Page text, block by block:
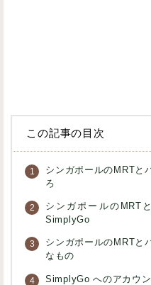
この記事の目次
シンガポールのMRTと
ろ
シンガポールのMRT
SimplyGo
シンガポールのMRTと
なもの
SimplyGo へのアカウ